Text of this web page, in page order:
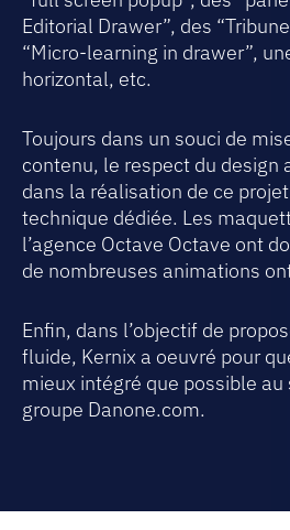
Editorial Drawer”, des
“Micro-learning in drawer”,
horizontal, etc.
Toujours dans un souci de
contenu, le respect du design
dans la réalisation de ce
technique dédiée. Les
l’agence Octave Octave ont
de nombreuses animations
Enfin, dans l’objectif de
fluide, Kernix a oeuvré pour
mieux intégré que possible
groupe Danone.com.